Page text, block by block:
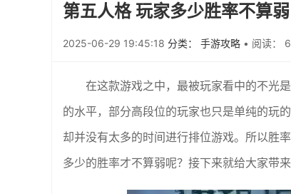
第五人格 玩家多少胜率不算弱
2025-06-29 19:45:18 分类： 手游攻略 • 阅读：
在这款游戏之中，最被玩家看中的不光
的水平，部分高段位的玩家也只是单纯的玩
却并没有太多的时间进行排位游戏。所以胜
多少的胜率才不算弱呢？接下来就给大家带